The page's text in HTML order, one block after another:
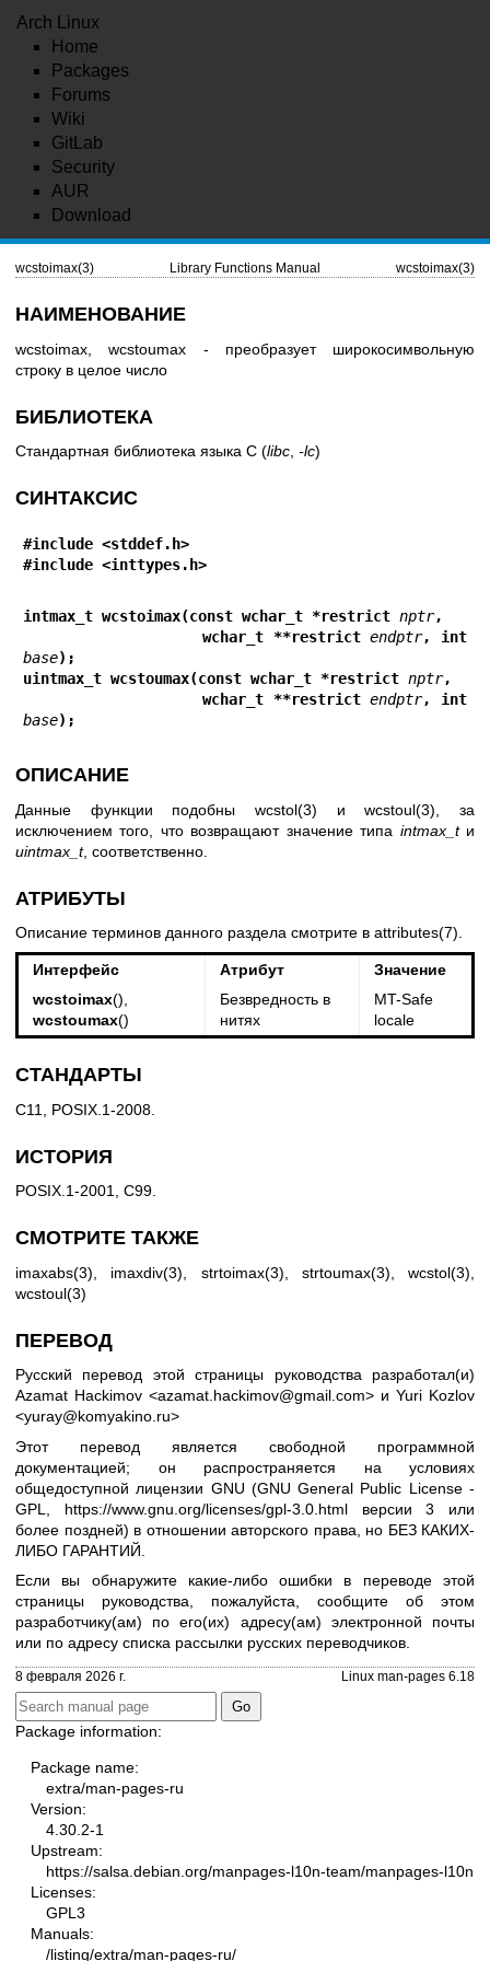
Arch Linux
Home
Packages
Forums
Wiki
GitLab
Security
AUR
Download
wcstoimax(3) Library Functions Manual wcstoimax(3)
НАИМЕНОВАНИЕ
wcstoimax, wcstoumax - преобразует широкосимвольную
строку в целое число
БИБЛИОТЕКА
Стандартная библиотека языка C (libc -lc)
СИНТАКСИС
#include <stddef.h>
#include <inttypes.h>
intmax_t wcstoimax(const wchar_t *restrict nptr,
                   wchar_t **restrict
endptr
base);
uintmax_t wcstoumax(const wchar_t *restrict nptr,
                   wchar_t **restrict
endptr
base);
ОПИСАНИЕ
Данные функции подобны wcstol(3) иwcstoul(3) , за
исключением того, что возвращают значение типа intmax_tи
uintmax_t, соответственно.
АТРИБУТЫ
Описание терминов данного раздела смотрите в attributes(7)
Интерфейс Атрибут
Значение
wcstoimax(),
wcstoumax()
Безвредность в
нитях
MT-Safe
locale
СТАНДАРТЫ
C11, POSIX.1-2008.
ИСТОРИЯ
POSIX.1-2001, C99.
СМОТРИТЕ ТАКЖЕ
imaxabs(3) imaxdiv(3) strtoimax(3) strtoumax(3) wcstol(3)
wcstoul(3)
ПЕРЕВОД
Русский перевод этой страницы руководства разработал(и)
Azamat Hackimov <azamat.hackimov@gmail.com> и Yuri Kozlov
<yuray@komyakino.ru>
Этот перевод является свободной программной
документацией; он распространяется на условиях
общедоступной лицензии GNU (GNU General Public License -
GPL, https://www.gnu.org/licenses/gpl-3.0.htmlверсии 3 или
более поздней) в отношении авторского права, но БЕЗ КАКИХ-
ЛИБО ГАРАНТИЙ.
Если вы обнаружите какие-либо ошибки в переводе этой
страницы руководства, пожалуйста, сообщите об этом
разработчику(ам) по его(их) адресу(ам) электронной почты
или по адресу списка рассылки русских переводчиков
8 февраля 2026 г. Linux man-pages 6.18
Package information:
Package name:
extra/man-pages-ru
Version:
4.30.2-1
Upstream:
https://salsa.debian.org/manpages-l10n-team/manpages-l10n
Licenses:
GPL3
Manuals:
/listing/extra/man-pages-ru/